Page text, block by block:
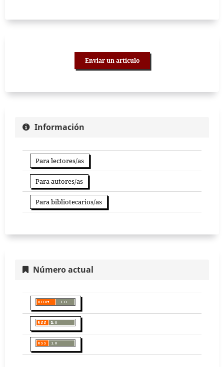
Enviar un artículo
Información
Para lectores/as
Para autores/as
Para bibliotecarios/as
Número actual